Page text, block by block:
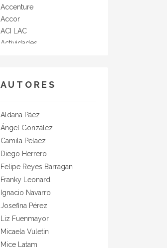
Accenture
Accor
ACI LAC
Actividades
AFIDA
Agencia de Viajes
Agencias de Eventos
Agencias de viajes
Ágora Bogotá
AIPC
airbnb
Aldana Paez
Alianzas
AUTORES
Aldana Páez
Ángel González
Camila Pelaez
Diego Herrero
Felipe Reyes Barragan
Franky Leonard
Ignacio Navarro
Josefina Pérez
Liz Fuenmayor
Micaela Vuletin
Mice Latam